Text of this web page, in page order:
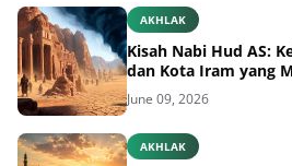
AKHLAK
Kisah Nabi Hud AS:
dan Kota Iram yang
June 09, 2026
AKHLAK